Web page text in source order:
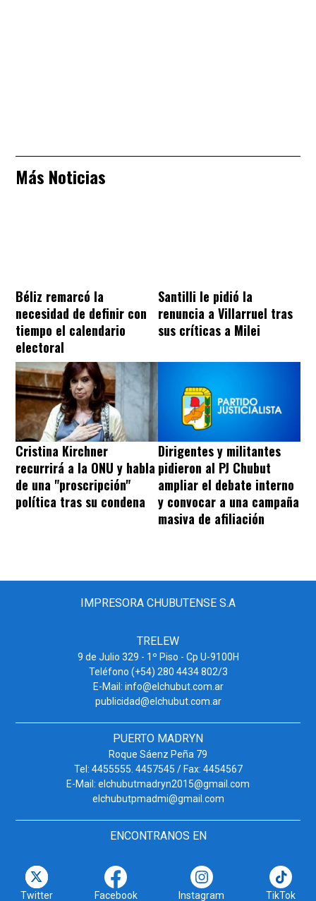
Más Noticias
Béliz remarcó la
necesidad de definir con
tiempo el calendario
electoral
Santilli le pidió la
renuncia a Villarruel tras
sus críticas a Milei
Cristina Kirchner
recurrirá a la ONU y habla
de una "proscripción"
política tras su condena
Dirigentes y militantes
pidieron al PJ Chubut
ampliar el debate interno
y convocar a una campaña
masiva de afiliación
IMPRESORA CHUBUTENSE S.A
TRELEW
9 de Julio 329 - 1º Piso - Cp U-9100H
Teléfono (+54) 280 4434 802/3
E-Mail: info@elchubut.com.ar
publicidad@elchubut.com.ar
PUERTO MADRYN
Roque Sáenz Peña 79
Tel: 4455555. 4457545 / Fax: 4454567
E-Mail: elchubutmadryn2015@gmail.com
elchubutpmadmi@gmail.com
ENCONTRANOS EN
Twitter Facebook Instagram TikTok